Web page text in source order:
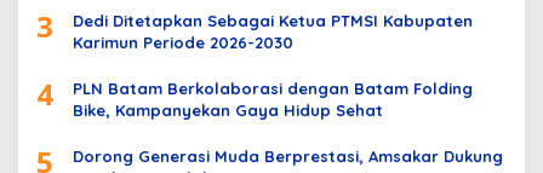
3
Dedi Ditetapkan Sebagai Ketua PTMSI Kabupaten
Karimun Periode 2026-2030
4
PLN Batam Berkolaborasi dengan Batam Folding
Bike, Kampanyekan Gaya Hidup Sehat
5
Dorong Generasi Muda Berprestasi, Amsakar Dukung